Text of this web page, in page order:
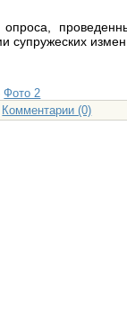
супружеских измен
Фото 2
Комментарии (0)